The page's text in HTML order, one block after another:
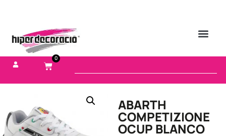
0
ABARTH
COMPETIZIONE
OCUP BLANCO